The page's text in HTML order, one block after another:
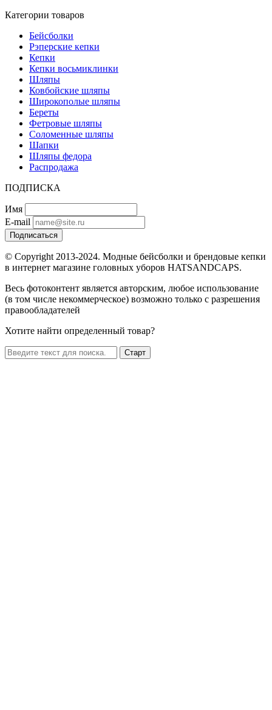
Категории товаров
Бейсболки
Рэперские кепки
Кепки
Кепки восьмиклинки
Шляпы
Ковбойские шляпы
Широкополые шляпы
Береты
Фетровые шляпы
Соломенные шляпы
Шапки
Шляпы федора
Распродажа
ПОДПИСКА
Имя
E-mail
Подписаться
© Copyright 2013-2024. Модные бейсболки и брендовые кепки
в интернет магазине головных уборов HATSANDCAPS.
Весь фотоконтент является авторским, любое использование
(в том числе некоммерческое) возможно только с разрешения
правообладателей
Хотите найти определенный товар?
Старт